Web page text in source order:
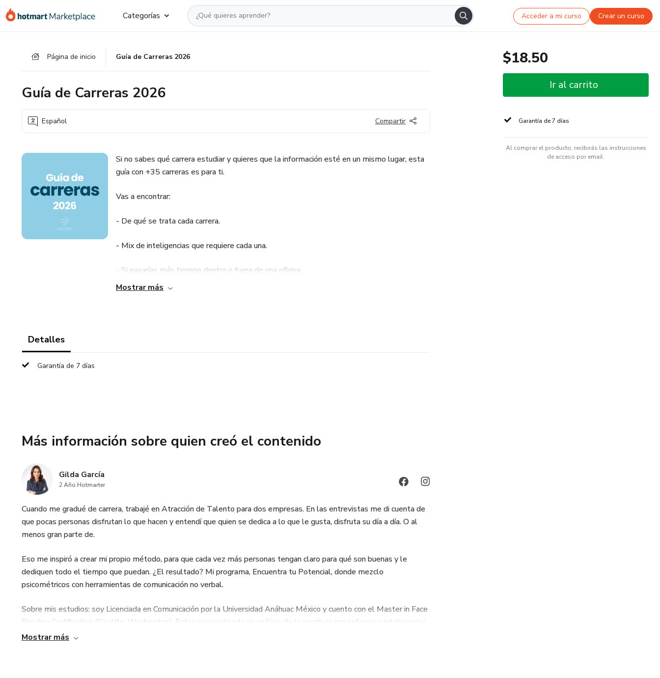
Categorías Acceder a mi curso Crear un curso
Página de inicio Guía de Carreras 2026
Guía de Carreras 2026
Español Compartir
Si no sabes qué carrera estudiar y quieres que la información esté en un mismo lugar, esta
guía con +35 carreras es para ti.
Vas a encontrar:
- De qué se trata cada carrera.
- Mix de inteligencias que requiere cada una.
- Si pasarías más tiempo dentro o fuera de una oficina.
Mostrar más
Detalles
Garantía de 7 días
Más información sobre quien creó el contenido
Gilda García
2 Año Hotmarter
Cuando me gradué de carrera, trabajé en Atracción de Talento para dos empresas. En las entrevistas me di cuenta de
que pocas personas disfrutan lo que hacen y entendí que quien se dedica a lo que le gusta, disfruta su día a día. O al
menos gran parte de.
Eso me inspiró a crear mi propio método, para que cada vez más personas tengan claro para qué son buenas y le
dediquen todo el tiempo que puedan. ¿El resultado? Mi programa, Encuentra tu Potencial, donde mezclo
psicométricos con herramientas de comunicación no verbal.
Sobre mis estudios: soy Licenciada en Comunicación por la Universidad Anáhuac México y cuento con el Master in Face
Reading Certification (Seattle, Washington). Estoy especializada en análisis de la escritura con enfoque a inteligencias
múltiples y certificada en El Arte de Hablar en Público, por César Lozano.
Mostrar más
$18.50
Ir al carrito
Garantía de 7 días
Al comprar el producto, recibirás las instrucciones
de acceso por email.